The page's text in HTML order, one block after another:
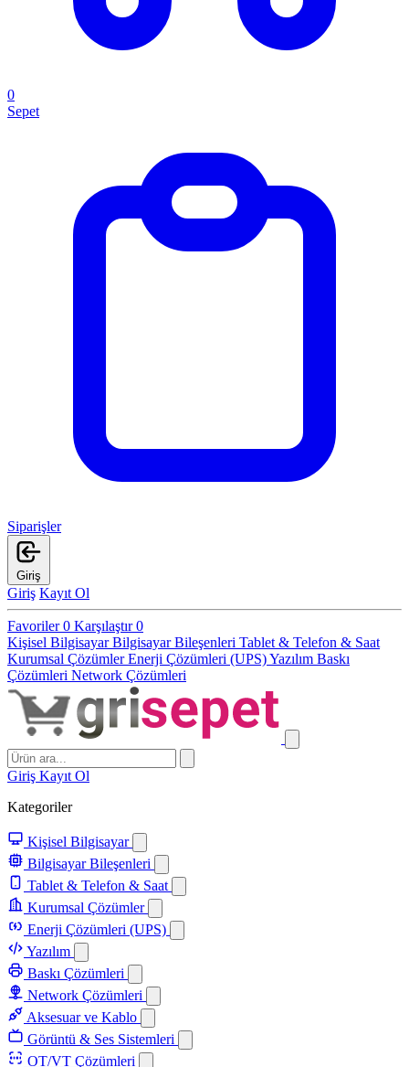
0
Sepet
Siparişler
Giriş
Giriş Kayıt Ol
Favoriler0 Karşılaştır0
Kişisel BilgisayarBilgisayar Bileşenleri Tablet & Telefon & Saat
Kurumsal ÇözümlerEnerji Çözümleri (UPS)Yazılım Baskı
Çözümleri Network Çözümleri
Giriş Kayıt Ol
Kategoriler
Kişisel Bilgisayar
Bilgisayar Bileşenleri
Tablet & Telefon & Saat
Kurumsal Çözümler
Enerji Çözümleri (UPS)
Yazılım
Baskı Çözümleri
Network Çözümleri
Aksesuar ve Kablo
Görüntü & Ses Sistemleri
OT/VT Çözümleri